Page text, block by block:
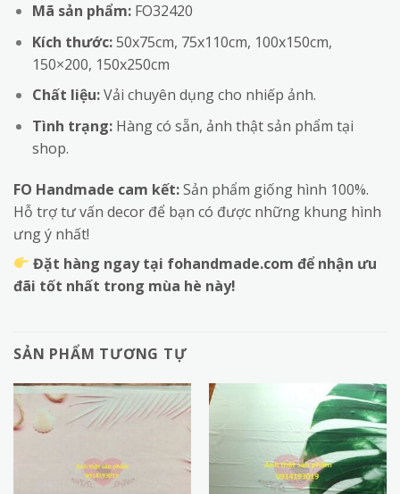
Mã sản phẩm:FO32420
Kích thước:50x75cm, 75x110cm, 100x150cm,
150×200, 150x250cm
Chất liệu:Vải chuyên dụng cho nhiếp ảnh.
Tình trạng:Hàng có sẵn, ảnh thật sản phẩm tại
shop.
FO Handmade cam kết:Sản phẩm giống hình 100%.
Hỗ trợ tư vấn decor để bạn có được những khung hình
ưng ý nhất!
Đặt hàng ngay tại fohandmade.com để nhận ưu
đãi tốt nhất trong mùa hè này!
SẢN PHẨM TƯƠNG TỰ